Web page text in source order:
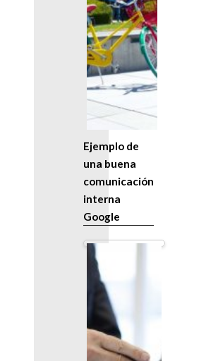
Ejemplo de
una buena
comunicación
interna
Google